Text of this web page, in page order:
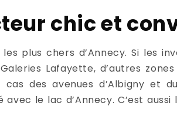
chic et
plus chers d’Annecy. Si les
Lafayette, d’autres
des avenues d’Albigny et
le lac d’Annecy. C’est aussi